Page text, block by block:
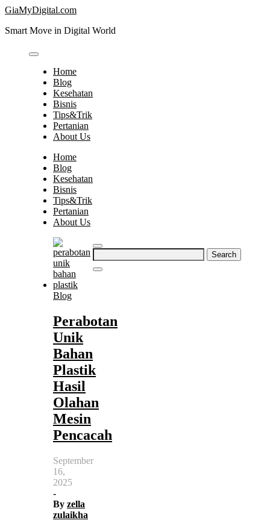
Skip
content
GiaMyDigital.com
Smart Move in Digital World
Home
Blog
Kesehatan
Bisnis
Tips&Trik
Pertanian
About Us
Home
Blog
Kesehatan
Bisnis
Tips&Trik
Pertanian
About Us
Search
for:
Blog
Perabotan
Unik
Bahan
Plastik
Hasil
Olahan
Mesin
Pencacah
September
16,
2025
-
By zella
zulaikha